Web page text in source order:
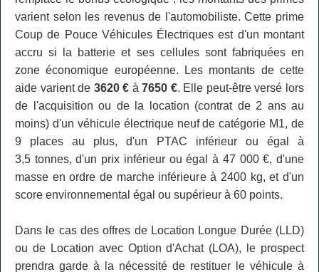
varient selon les revenus de l'automobiliste. Cette prime
Coup de Pouce Véhicules Électriques est d'un montant
accru si la batterie et ses cellules sont fabriquées en
zone économique européenne. Les montants de cette
aide varient de 3620 € à7650 €. Elle peut-être versé lors
de l'acquisition ou de la location (contrat de 2 ans au
moins) d'un véhicule électrique neuf de catégorie M1, de
9 places au plus, d'un PTAC inférieur ou égal à
3,5 tonnes, d'un prix inférieur ou égal à 47 000 €, d'une
masse en ordre de marche inférieure à 2400 kg, et d'un
score environnemental égal ou supérieur à 60 points.
Dans le cas des offres de Location Longue Durée (LLD)
ou de Location avec Option d'Achat (LOA), le prospect
prendra garde à la nécessité de restituer le véhicule à